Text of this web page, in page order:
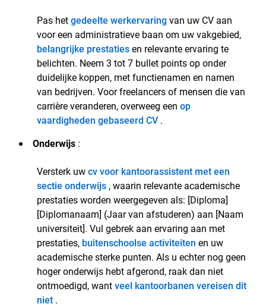
Pas hetgedeelte werkervaringvan uw CV aan
voor een administratieve baan om uw vakgebied,
belangrijke prestatiesen relevante ervaring te
belichten. Neem 3 tot 7 bullet points op onder
duidelijke koppen, met functienamen en namen
van bedrijven. Voor freelancers of mensen die van
carrière veranderen, overweeg een op
vaardigheden gebaseerd CV .
Onderwijs :
Versterk uwcv voor kantoorassistent met een
sectie onderwijs , waarin relevante academische
prestaties worden weergegeven als: [Diploma]
[Diplomanaam] (Jaar van afstuderen) aan [Naam
universiteit]. Vul gebrek aan ervaring aan met
prestaties, buitenschoolse activiteiten en uw
academische sterke punten. Als u echter nog geen
hoger onderwijs hebt afgerond, raak dan niet
ontmoedigd, wantveel kantoorbanen vereisen dit
niet .